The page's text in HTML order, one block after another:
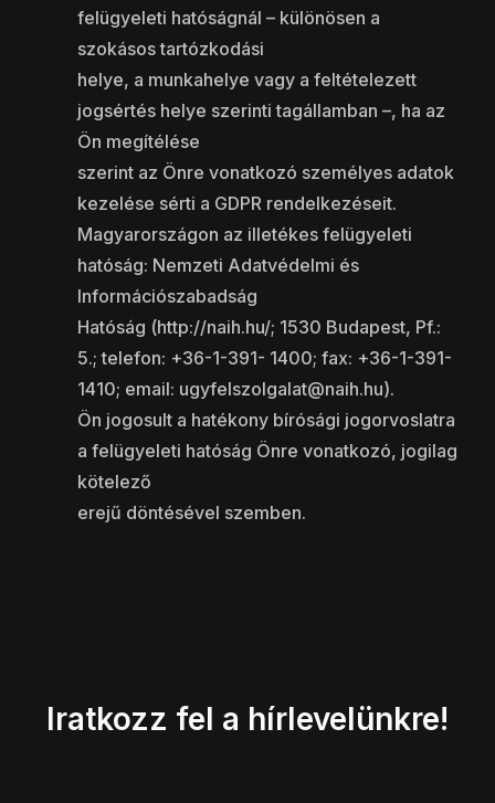
felügyeleti hatóságnál – különösen a
szokásos tartózkodási
helye, a munkahelye vagy a feltételezett
jogsértés helye szerinti tagállamban –, ha az
Ön megítélése
szerint az Önre vonatkozó személyes adatok
kezelése sérti a GDPR rendelkezéseit.
Magyarországon az illetékes felügyeleti
hatóság: Nemzeti Adatvédelmi és
Információszabadság
Hatóság (http://naih.hu/; 1530 Budapest, Pf.:
5.; telefon: +36-1-391- 1400; fax: +36-1-391-
1410; email: ugyfelszolgalat@naih.hu).
Ön jogosult a hatékony bírósági jogorvoslatra
a felügyeleti hatóság Önre vonatkozó, jogilag
kötelező
erejű döntésével szemben.
Iratkozz fel a hírlevelünkre!